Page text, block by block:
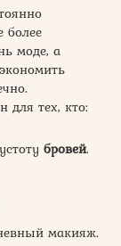
более
моде, а
для тех, кто:
бровей.
макияж.